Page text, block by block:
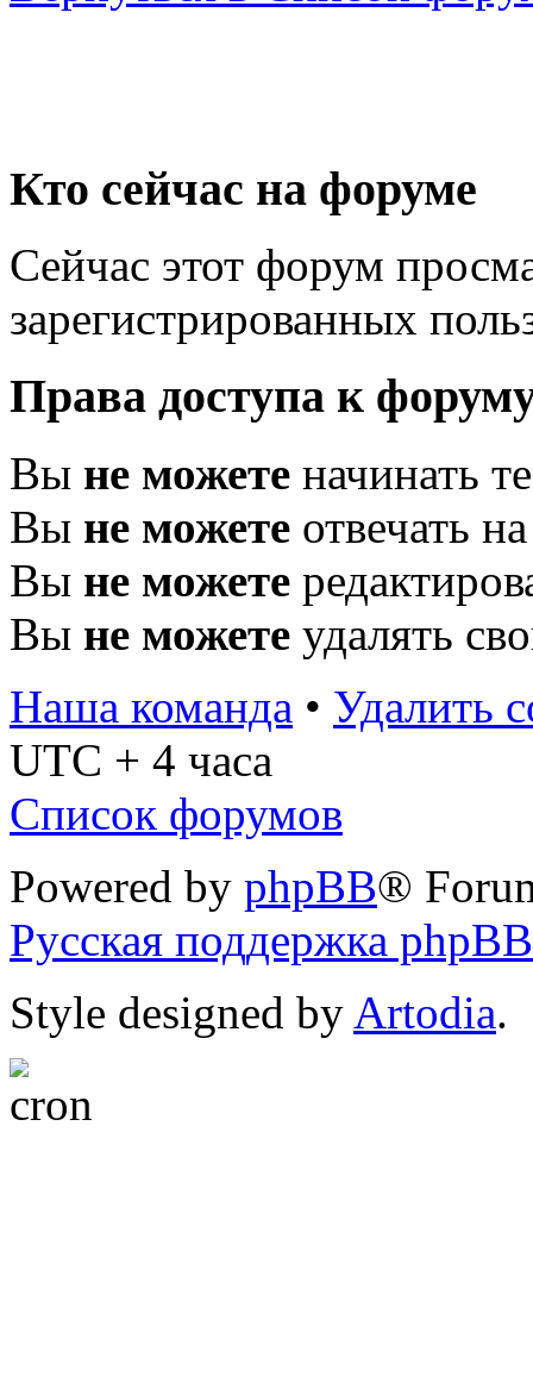
Кто сейчас на форуме
Сейчас этот форум
зарегистрированных
Права доступа к
Вы не можете начинать
Вы не можете отвечать
Вы не можете
Вы не можете удалять
Наша команда • Удалить
UTC + 4 часа
Список форумов
Powered by phpBB®
Русская поддержка phpBB
Style designed by Artodia.